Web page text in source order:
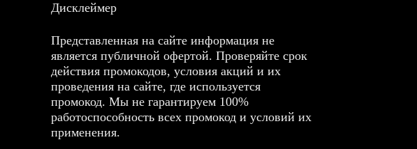
Дисклеймер
Представленная на сайте информация не
является публичной офертой. Проверяйте срок
действия промокодов, условия акций и их
проведения на сайте, где используется
промокод. Мы не гарантируем 100%
работоспособность всех промокод и условий их
применения.